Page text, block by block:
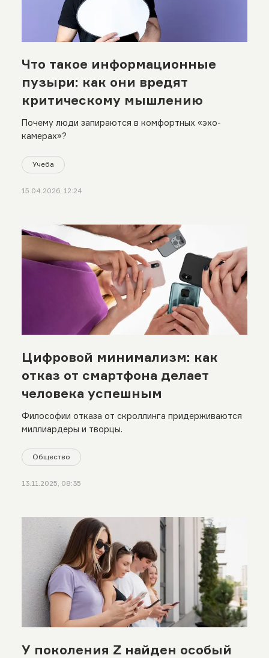
Что такое информационные
пузыри: как они вредят
критическому мышлению
Почему люди запираются в комфортных «эхо-
камерах»?
Учеба
15.04.2026, 12:24
Цифровой минимализм: как
отказ от смартфона делает
человека успешным
Философии отказа от скроллинга придерживаются
миллиардеры и творцы.
Общество
13.11.2025, 08:35
У поколения Z найден особый